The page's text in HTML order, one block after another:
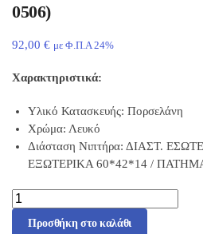
0506)
92,00 € με Φ.Π.Α 24%
Χαρακτηριστικά:
Υλικό Κατασκευής: Πορσελάνη
Χρώμα: Λευκό
Διάσταση Νιπτήρα: ΔΙΑΣΤ.
ΕΞΩΤΕΡΙΚΑ 60*42*14 /
Προσθήκη στο καλάθι